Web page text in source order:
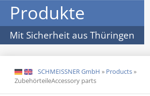
Produkte
Mit Sicherheit aus Thüringen
DE EN SCHMEISSNER GmbH » Products»
ZubehörteileAccessory parts